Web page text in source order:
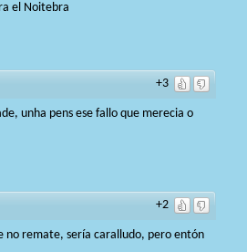
el Noitebra
+3
unha pens ese fallo que merecia o
+2
no remate, sería caralludo, pero entón